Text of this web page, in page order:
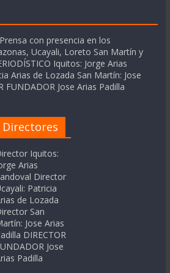
con presencia en los
Ucayali, Loreto San Martín y
Iquitos: Jorge Arias
Arias de Lozada San Martín: Jose
FUNDADOR Jose Arias Padilla
Directores
Iquitos:
Arias
Director
Patricia
de Lozada
San
Jose Arias
DIRECTOR
Jose
Padilla